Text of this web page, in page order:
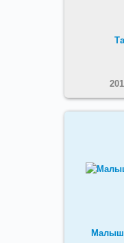
Малыш